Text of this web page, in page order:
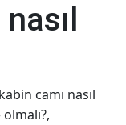
camı nasıl